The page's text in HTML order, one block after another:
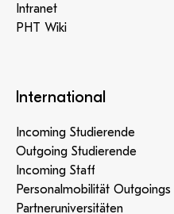
Intranet
PHT Wiki
International
Incoming Studierende
Outgoing Studierende
Incoming Staff
Personalmobilität Outgoings
Partneruniversitäten